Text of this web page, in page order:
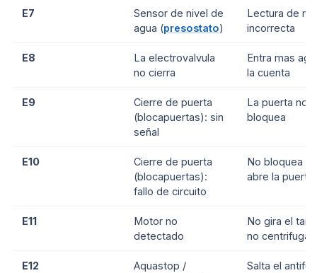
E7
Sensor de nivel de
agua (presostato)
Lectura de
incorrecta
E8
La electrovalvula
no cierra
Entra mas
la cuenta
E9
Cierre de puerta
(blocapuertas): sin
señal
La puerta no
bloquea
E10
Cierre de puerta
(blocapuertas):
fallo de circuito
No bloquea o
abre la puerta
E11
Motor no
detectado
No gira el
no centrifuga
E12
Aquastop /
Salta el